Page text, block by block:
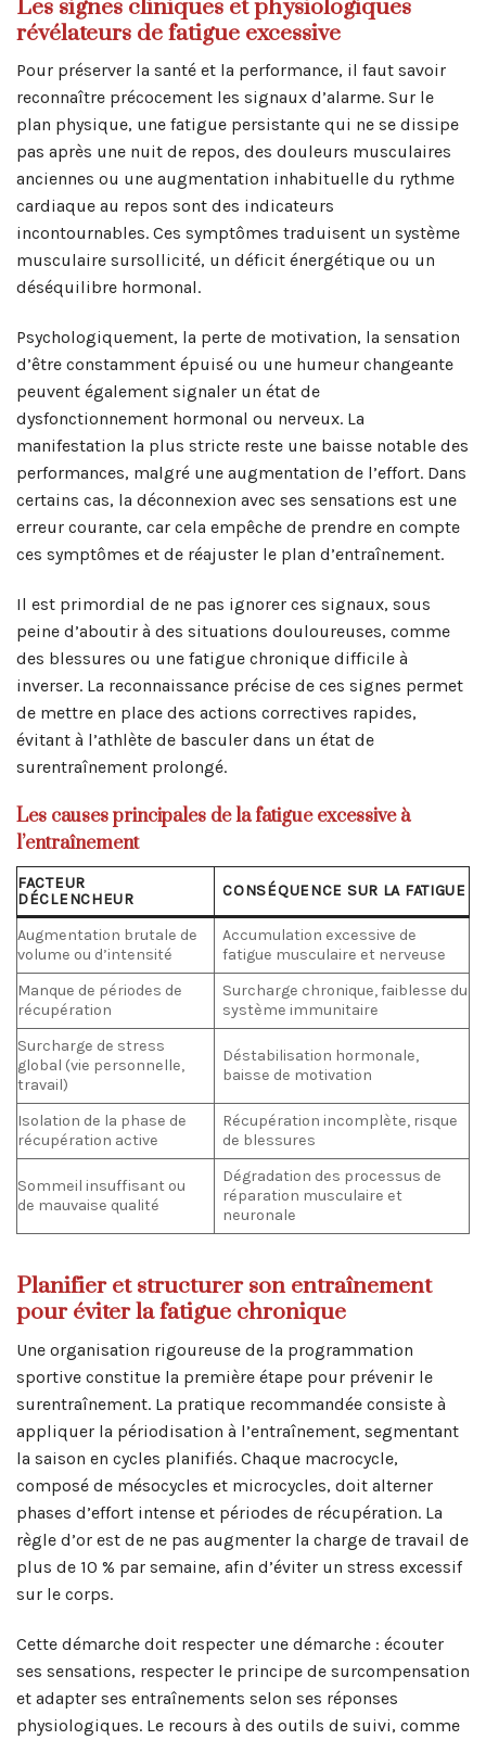
Les signes cliniques et physiologiques
révélateurs de fatigue excessive
Pour préserver la santé et la performance, il faut savoir
reconnaître précocement les signaux d’alarme. Sur le
plan physique, une fatigue persistante qui ne se dissipe
pas après une nuit de repos, des douleurs musculaires
anciennes ou une augmentation inhabituelle du rythme
cardiaque au repos sont des indicateurs
incontournables. Ces symptômes traduisent un système
musculaire sursollicité, un déficit énergétique ou un
déséquilibre hormonal.
Psychologiquement, la perte de motivation, la sensation
d’être constamment épuisé ou une humeur changeante
peuvent également signaler un état de
dysfonctionnement hormonal ou nerveux. La
manifestation la plus stricte reste une baisse notable des
performances, malgré une augmentation de l’effort. Dans
certains cas, la déconnexion avec ses sensations est une
erreur courante, car cela empêche de prendre en compte
ces symptômes et de réajuster le plan d’entraînement.
Il est primordial de ne pas ignorer ces signaux, sous
peine d’aboutir à des situations douloureuses, comme
des blessures ou une fatigue chronique difficile à
inverser. La reconnaissance précise de ces signes permet
de mettre en place des actions correctives rapides,
évitant à l’athlète de basculer dans un état de
surentraînement prolongé.
Les causes principales de la fatigue excessive à
l’entraînement
FACTEUR
DÉCLENCHEUR
CONSÉQUENCE SUR LA FATIGUE
Augmentation brutale de
volume ou d’intensité
Accumulation excessive de
fatigue musculaire et nerveuse
Manque de périodes de
récupération
Surcharge chronique, faiblesse du
système immunitaire
Surcharge de stress
global (vie personnelle,
travail)
Déstabilisation hormonale,
baisse de motivation
Isolation de la phase de
récupération active
Récupération incomplète, risque
de blessures
Sommeil insuffisant ou
de mauvaise qualité
Dégradation des processus de
réparation musculaire et
neuronale
Planifier et structurer son entraînement
pour éviter la fatigue chronique
Une organisation rigoureuse de la programmation
sportive constitue la première étape pour prévenir le
surentraînement. La pratique recommandée consiste à
appliquer la périodisation à l’entraînement, segmentant
la saison en cycles planifiés. Chaque macrocycle,
composé de mésocycles et microcycles, doit alterner
phases d’effort intense et périodes de récupération. La
règle d’or est de ne pas augmenter la charge de travail de
plus de 10 % par semaine, afin d’éviter un stress excessif
sur le corps.
Cette démarche doit respecter une démarche : écouter
ses sensations, respecter le principe de surcompensation
et adapter ses entraînements selon ses réponses
physiologiques. Le recours à des outils de suivi, comme